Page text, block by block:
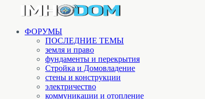
ФОРУМЫ
ПОСЛЕДНИЕ ТЕМЫ
земля и право
фундаменты и перекрытия
Стройка и Домовладение
стены и конструкции
электричество
коммуникации и отопление